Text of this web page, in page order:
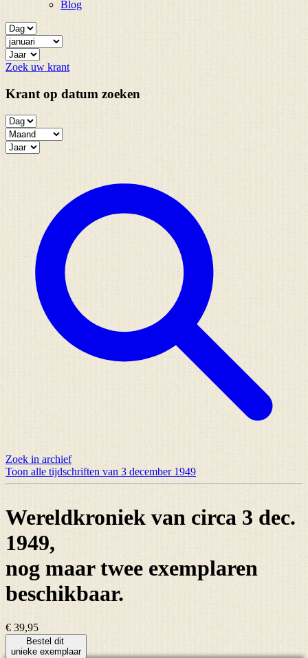
Blog
Zoek uw krant
Krant op datum zoeken
Zoek in archief
Toon alle tijdschriften van 3 december 1949
Wereldkroniek van circa 3 dec.
1949,
nog maartwee exemplaren
beschikbaar.
€ 39,95
Bestel dit
unieke exemplaar